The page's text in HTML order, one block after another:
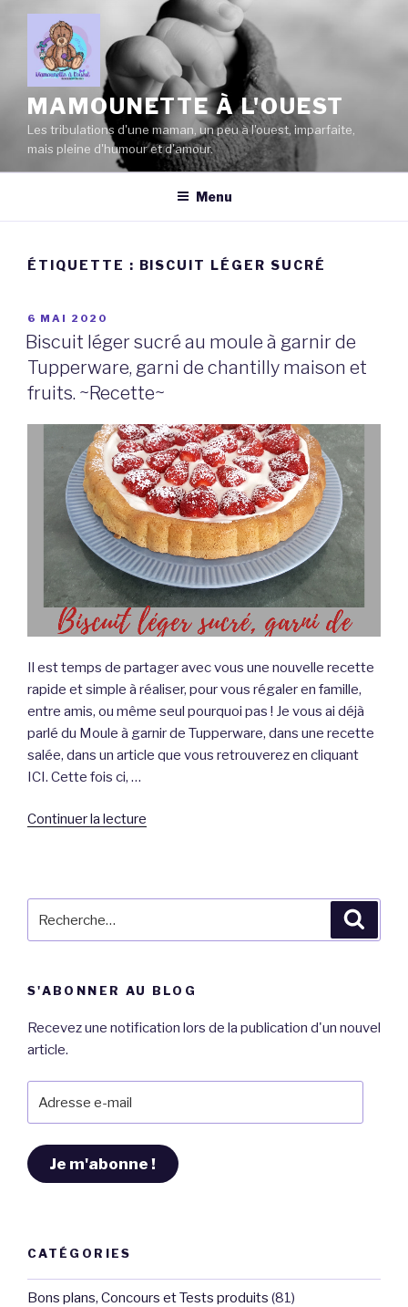
contenu
principal
MAMOUNETTE À L'OUEST
Les tribulations d'une maman, un peu à l'ouest, imparfaite,
mais pleine d'humour et d'amour.
Menu
ÉTIQUETTE : BISCUIT LÉGER SUCRÉ
PUBLIÉ
LE
6 MAI 2020
Biscuit léger sucré au moule à garnir de
Tupperware, garni de chantilly maison et
fruits. ~Recette~
Il est temps de partager avec vous une nouvelle recette
rapide et simple à réaliser, pour vous régaler en famille,
entre amis, ou même seul pourquoi pas ! Je vous ai déjà
parlé du Moule à garnir de Tupperware, dans une recette
salée, dans un article que vous retrouverez en cliquant
ICI. Cette fois ci, …
Continuer la lecture
de
garni
chantilly
et
fruits.
~Recette~ »
pour
S'ABONNER AU BLOG
Recevez une notification lors de la publication d'un nouvel
article.
e-
Je m'abonne !
CATÉGORIES
Bons plans, Concours et Tests produits (81)